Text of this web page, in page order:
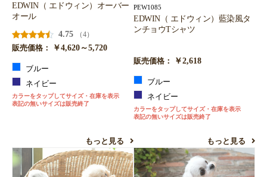
EDWIN（ エドウィン）オーバー
オール
4.75
（4）
販売価格：
￥4,620～5,720
ブルー
ネイビー
カラーをタップしてサイズ・在庫を表示
表記の無いサイズは販売終了
もっと見る
PEW1085
EDWIN（ エドウィン）藍染風タ
ンチョウTシャツ
販売価格： ￥2,618
ブルー
ネイビー
カラーをタップしてサイズ・在庫を表示
表記の無いサイズは販売終了
もっと見る